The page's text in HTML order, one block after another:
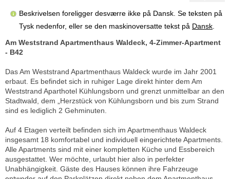
Beskrivelsen foreligger desværre ikke på Dansk. Se teksten på
Tysk nedenfor, eller se den maskinoversatte tekst på Dansk
Am Weststrand Apartmenthaus Waldeck, 4-Zimmer-Apartment
- B42
Das Am Weststrand Apartmenthaus Waldeck wurde im Jahr 2001
erbaut. Es befindet sich in ruhiger Lage direkt hinter dem Am
Weststrand Aparthotel Kühlungsborn und grenzt unmittelbar an den
Stadtwald, dem „Herzstück von Kühlungsborn und bis zum Strand
sind es lediglich 2 Gehminuten.
Auf 4 Etagen verteilt befinden sich im Apartmenthaus Waldeck
insgesamt 18 komfortabel und individuell eingerichtete Apartments.
Alle Apartments sind mit einer kompletten Küche und Essbereich
ausgestattet. Wer möchte, urlaubt hier also in perfekter
Unabhängigkeit. Gäste des Hauses können ihre Fahrzeuge